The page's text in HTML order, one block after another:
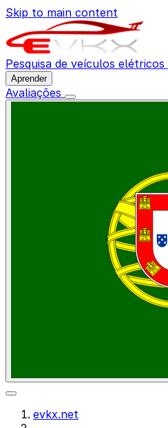
Skip to main content
Pesquisa de veículos elétricos
Aprender
Avaliações
evkx.net